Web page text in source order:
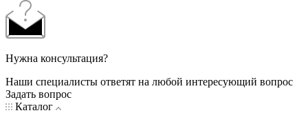
Нужна консультация?
Наши специалисты ответят на любой интересующий вопрос
Задать вопрос
Каталог